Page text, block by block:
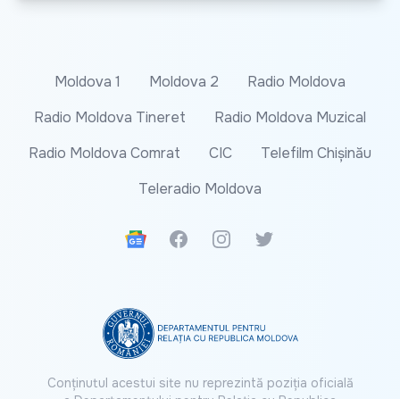
Moldova 1 Moldova 2
Radio Moldova
Radio Moldova Tineret
Radio Moldova Muzical
Radio Moldova Comrat
CIC
Telefilm Chișinău
Teleradio Moldova
Google News
FacebookInstagramTwitter
Conținutul acestui site nu reprezintă poziția oficială